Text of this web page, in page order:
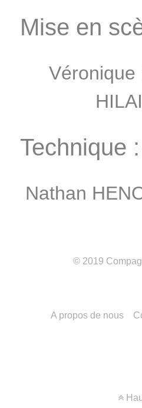
Mise en
Véronique
Technique :
Nathan
© 2019
A propos de nous